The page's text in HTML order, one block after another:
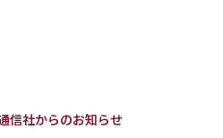
信社からのお知らせ